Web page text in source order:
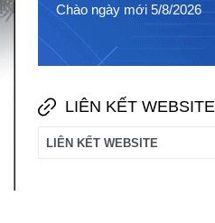
Chào ngày mới 5/8/2026
LIÊN KẾT WEBSITE